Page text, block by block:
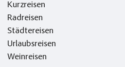
Kurzreisen
Radreisen
Städtereisen
Urlaubsreisen
Weinreisen